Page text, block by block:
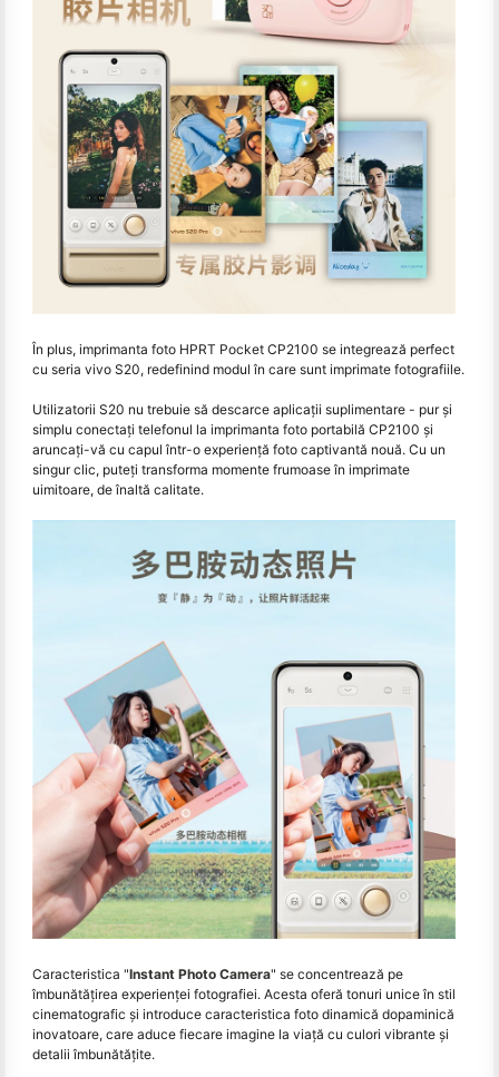
În plus, imprimanta foto HPRT Pocket CP2100 se integrează perfect
cu seria vivo S20, redefinind modul în care sunt imprimate fotografiile.
Utilizatorii S20 nu trebuie să descarce aplicații suplimentare - pur și
simplu conectați telefonul la imprimanta foto portabilă CP2100 și
aruncați-vă cu capul într-o experiență foto captivantă nouă. Cu un
singur clic, puteți transforma momente frumoase în imprimate
uimitoare, de înaltă calitate.
Caracteristica "Instant Photo Camera" se concentrează pe
îmbunătăţirea experienţei fotografiei. Acesta oferă tonuri unice în stil
cinematografic și introduce caracteristica foto dinamică dopaminică
inovatoare, care aduce fiecare imagine la viață cu culori vibrante și
detalii îmbunătățite.